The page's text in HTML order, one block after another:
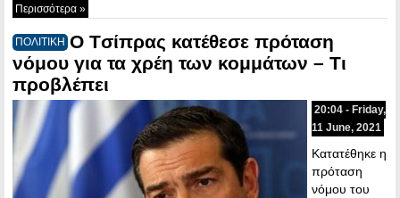
Περισσότερα »
ΠΟΛΙΤΙΚΗ O Tσίπρας κατέθεσε πρόταση
νόμου για τα χρέη των κομμάτων – Τι
προβλέπει
20:04 - Friday,
11 June, 2021
Κατατέθηκε η
πρόταση
νόμου του